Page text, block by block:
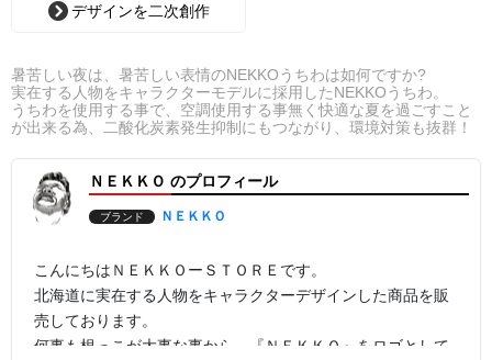
デザインを二次創作
暑苦しい夜は、暑苦しい表情のNEKKOうちわは如何ですか?
実在する人物をキャラクターモデルに採用したNEKKOうちわ。
うちわを使用する事で、空調使用する事無く快適な夏を過ごすこと
が出来る為、二酸化炭素発生抑制にもつながり、環境対策も抜群！
ＮＥＫＫＯ のプロフィール
ブランド ＮＥＫＫＯ
こんにちはＮＥＫＫＯーＳＴＯＲＥです。
北海道に実在する人物をキャラクターデザインした商品を販
売しております。
何事も根っこが大事な事から、『ＮＥＫＫＯ』をロゴとして